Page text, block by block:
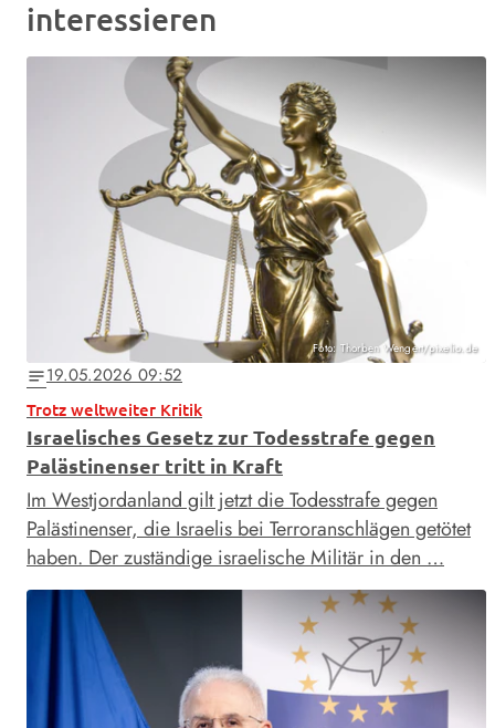
interessieren
Foto: Thorben Wengert/pixelio.de
notes19.05.2026 09:52
Trotz weltweiter Kritik
Israelisches Gesetz zur Todesstrafe gegen
Palästinenser tritt in Kraft
Im Westjordanland gilt jetzt die Todesstrafe gegen
Palästinenser, die Israelis bei Terroranschlägen getötet
haben. Der zuständige israelische Militär in den …